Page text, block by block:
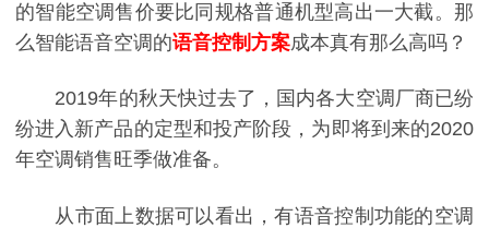
的智能空调售价要比同规格普通机型高出一大截。那
么智能语音空调的语音控制方案成本真有那么高吗？
2019年的秋天快过去了，国内各大空调厂商已纷
纷进入新产品的定型和投产阶段，为即将到来的2020
年空调销售旺季做准备。
从市面上数据可以看出，有语音控制功能的空调